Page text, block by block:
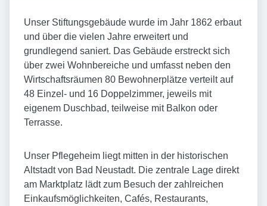
Unser Stiftungsgebäude wurde im Jahr 1862 erbaut
und über die vielen Jahre erweitert und
grundlegend saniert. Das Gebäude erstreckt sich
über zwei Wohnbereiche und umfasst neben den
Wirtschaftsräumen 80 Bewohnerplätze verteilt auf
48 Einzel- und 16 Doppelzimmer, jeweils mit
eigenem Duschbad, teilweise mit Balkon oder
Terrasse.
Unser Pflegeheim liegt mitten in der historischen
Altstadt von Bad Neustadt. Die zentrale Lage direkt
am Marktplatz lädt zum Besuch der zahlreichen
Einkaufsmöglichkeiten, Cafés, Restaurants,